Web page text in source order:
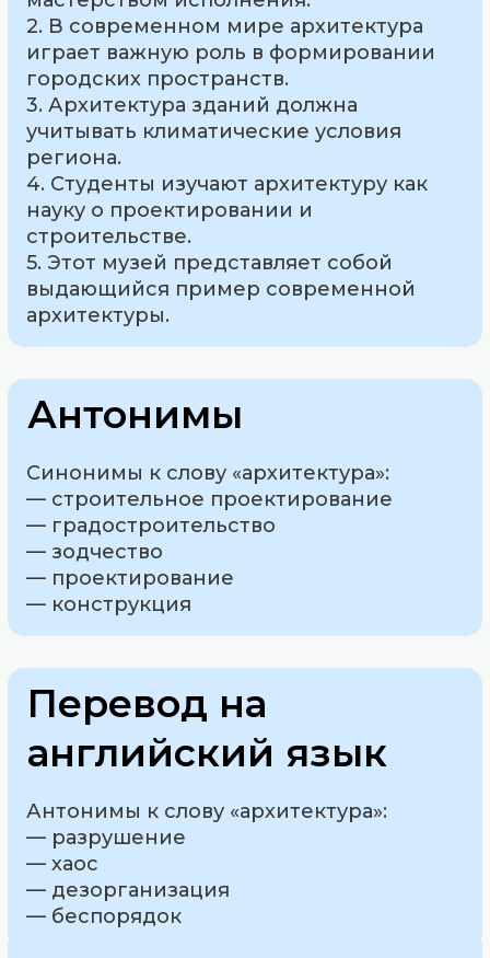
2. В современном мире архитектура
играет важную роль в формировании
городских пространств.
3. Архитектура зданий должна
учитывать климатические условия
региона.
4. Студенты изучают архитектуру как
науку о проектировании и
строительстве.
5. Этот музей представляет собой
выдающийся пример современной
архитектуры.
Антонимы
Синонимы к слову «архитектура»:
— строительное проектирование
— градостроительство
— зодчество
— проектирование
— конструкция
Перевод на
английский язык
Антонимы к слову «архитектура»:
— разрушение
— хаос
— дезорганизация
— беспорядок